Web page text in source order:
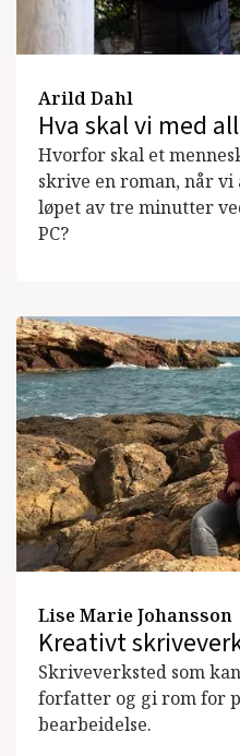
Arild Dahl
Hva skal vi med
Hvorfor skal et
skrive en roman, når
løpet av tre minutter
PC?
Lise Marie Johansson
Kreativt
Skriveverksted som
forfatter og gi rom for
bearbeidelse.